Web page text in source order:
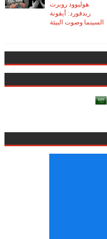
هوليوود روبرت
ريدفورد: أيقونة
السينما وصوت البيئة